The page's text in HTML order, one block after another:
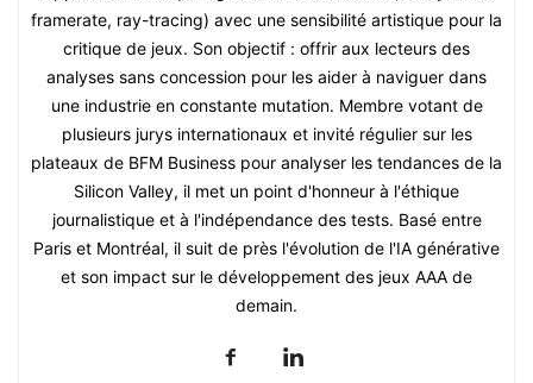
framerate, ray-tracing) avec une sensibilité artistique pour la
critique de jeux. Son objectif : offrir aux lecteurs des
analyses sans concession pour les aider à naviguer dans
une industrie en constante mutation. Membre votant de
plusieurs jurys internationaux et invité régulier sur les
plateaux de BFM Business pour analyser les tendances de la
Silicon Valley, il met un point d'honneur à l'éthique
journalistique et à l'indépendance des tests. Basé entre
Paris et Montréal, il suit de près l'évolution de l'IA générative
et son impact sur le développement des jeux AAA de
demain.